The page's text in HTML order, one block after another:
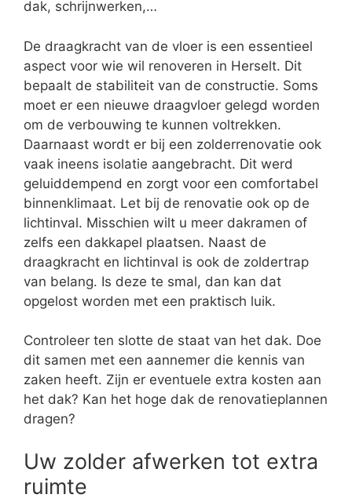
dak, schrijnwerken,…
De draagkracht van de vloer is een essentieel
aspect voor wie wil renoveren in Herselt. Dit
bepaalt de stabiliteit van de constructie. Soms
moet er een nieuwe draagvloer gelegd worden
om de verbouwing te kunnen voltrekken.
Daarnaast wordt er bij een zolderrenovatie ook
vaak ineens isolatie aangebracht. Dit werd
geluiddempend en zorgt voor een comfortabel
binnenklimaat. Let bij de renovatie ook op de
lichtinval. Misschien wilt u meer dakramen of
zelfs een dakkapel plaatsen. Naast de
draagkracht en lichtinval is ook de zoldertrap
van belang. Is deze te smal, dan kan dat
opgelost worden met een praktisch luik.
Controleer ten slotte de staat van het dak. Doe
dit samen met een aannemer die kennis van
zaken heeft. Zijn er eventuele extra kosten aan
het dak? Kan het hoge dak de renovatieplannen
dragen?
Uw zolder afwerken tot extra
ruimte